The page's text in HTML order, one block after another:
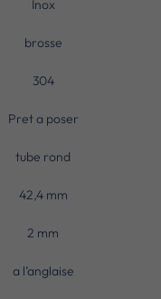
Inox
brosse
304
Pret a poser
tube rond
42,4 mm
2 mm
a l’anglaise